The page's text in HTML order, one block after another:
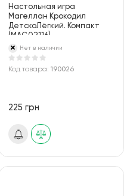
Настольная игра
Магеллан Крокодил
ДетскоЛёгкий. Компакт
(MAG02116)
Нет в наличии
Код товара:190026
225 грн